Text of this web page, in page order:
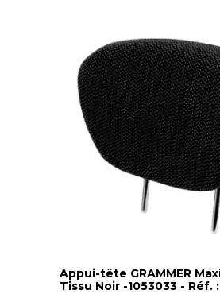
Appui-tête GRAMMER
Tissu Noir -1053033 - Réf.